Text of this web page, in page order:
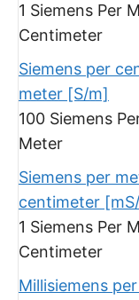
1 Siemens Per
Centimeter
Siemens per
meter [S/m]
100 Siemens
Meter
Siemens per
centimeter
1 Siemens Per
Centimeter
Millisiemens